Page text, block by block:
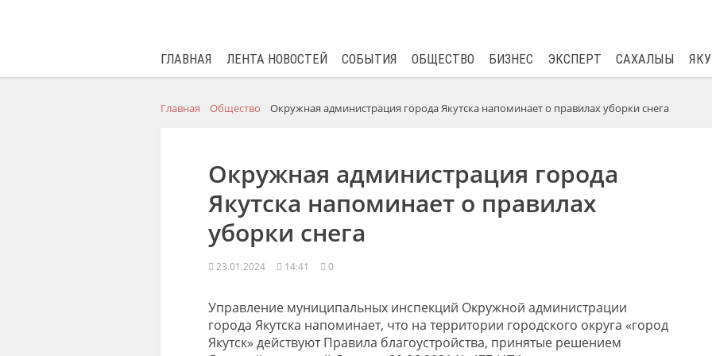
ГЛАВНАЯ ЛЕНТА НОВОСТЕЙ СОБЫТИЯ ОБЩЕСТВО БИЗНЕС ЭКСПЕРТ САХАЛЫЫ
Главная Общество Окружная администрация города Якутска напоминает о правилах уборки снега
Окружная администрация города
Якутска напоминает о правилах
уборки снега
23.01.2024 14:41 0
Управление муниципальных инспекций Окружной администрации
города Якутска напоминает, что на территории городского округа «город
Якутск» действуют Правила благоустройства, принятые решением